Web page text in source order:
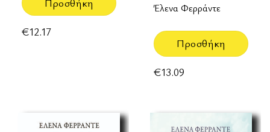
€12.17
Έλενα Φερράντε
Προσθήκη
€13.09